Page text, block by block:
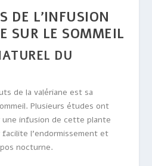
DE L’INFUSION
SUR LE SOMMEIL
DU
de la valériane est sa
Plusieurs études ont
une infusion de cette plante
facilite l’endormissement et
nocturne.